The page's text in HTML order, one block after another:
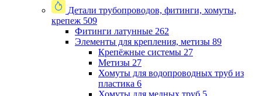
Детали трубопроводов, фитинги, хомуты,
крепеж 509
Фитинги латунные 262
Элементы для крепления, метизы 89
Крепёжные системы 27
Метизы 27
Хомуты для водопроводных труб из
пластика 6